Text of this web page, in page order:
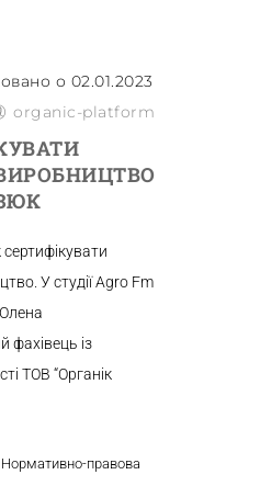
о 02.01.2023
organic-platform
сертифікувати
У студії Agro Fm
із
ТОВ “Органік
Нормативно-правова